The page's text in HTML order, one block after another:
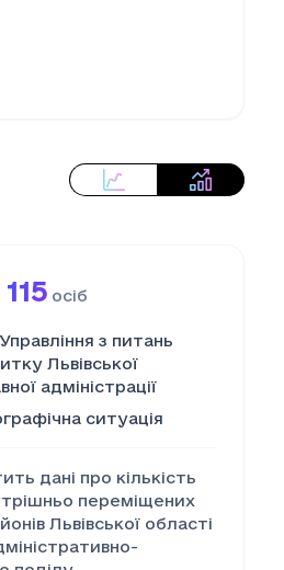
осіб
Управління з питань
Львівської
адміністрації
ситуація
дані про кількість
переміщених
Львівської області